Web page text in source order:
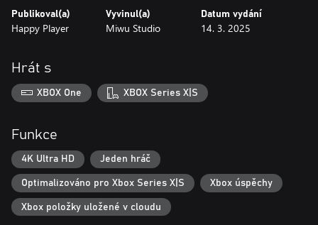
Publikoval(a)
Happy Player
Vyvinul(a)
Miwu Studio
Datum vydání
14. 3. 2025
Hrát s
XBOX One XBOX Series X|S
Funkce
4K Ultra HD Jeden hráč
Optimalizováno pro Xbox Series X|S Xbox úspěchy
Xbox položky uložené v cloudu